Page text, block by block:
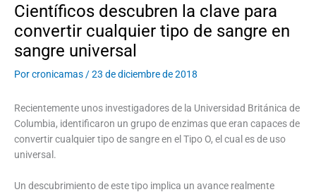
Científicos descubren la clave para
convertir cualquier tipo de sangre en
sangre universal
Porcronicamas /23 de diciembre de 2018
Recientemente unos investigadores de la Universidad Británica de
Columbia, identificaron un grupo de enzimas que eran capaces de
convertir cualquier tipo de sangre en el Tipo O, el cual es de uso
universal.
Un descubrimiento de este tipo implica un avance realmente